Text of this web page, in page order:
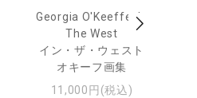
Georgia O'Keeffe: In
The West
イン・ザ・ウェスト
オキーフ画集
11,000円(税込)